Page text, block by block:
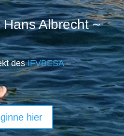
Albrecht ~
desIFVBESA–
hier